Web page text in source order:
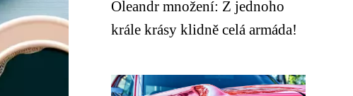
Oleandr množení: Z jednoho
krále krásy klidně celá armáda!